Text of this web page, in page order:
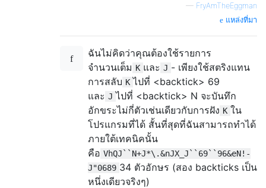
— FryAmTheEggman
แหล่งที่มา
ฉันไม่คิดว่าคุณต้องใช้รายการ
จำนวนเต็ม K และ J - เพียงใช้สตริงแทน
การสลับ K ไปที่ <backtick> 69
และ J ไปที่ <backtick> N จะบันทึก
อักขระไม่กี่ตัวเช่นเดียวกับการฝัง K ใน
โปรแกรมที่ได้ สั้นที่สุดที่ฉันสามารถทำได้
ภายใต้เทคนิคนั้น
คือ VhQJ``N+J*\.&nJX_J``69``96&eN!-
J"0689 34 ตัวอักษร (สอง backticks เป็น
หนึ่งเดียวจริงๆ)